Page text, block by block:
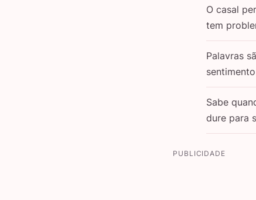
O casal
tem
Palavras
Sabe
dure para
PUBLICIDADE